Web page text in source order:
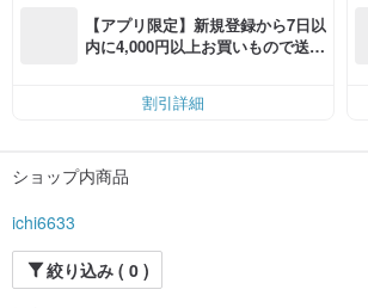
【アプリ限定】新規登録から7日以
内に4,000円以上お買いもので送料
割引詳細
ショップ内商品
ichi6633
絞り込み ( 0 )